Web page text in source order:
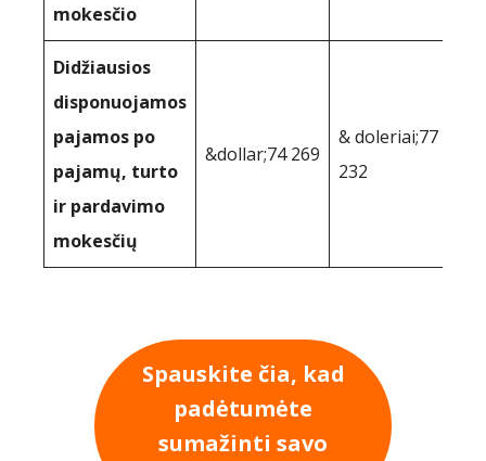
mokesčio
Didžiausios
disponuojamos
pajamos po
pajamų, turto
ir pardavimo
mokesčių
&dollar;74 269
& doleriai;77
232
Spauskite čia, kad
padėtumėte
sumažinti savo